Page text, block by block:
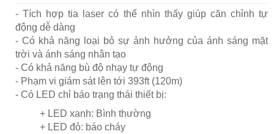
- Tích hợp tia laser có thể nhìn thấy giúp căn chỉnh tự
động dễ dàng
- Có khả năng loại bỏ sự ảnh hưởng của ánh sáng mặt
trời và ánh sáng nhân tạo
- Có khả năng bù độ nhạy tự động
- Phạm vi giám sát lên tới 393ft (120m)
- Có LED chỉ báo trạng thái thiết bị:
+ LED xanh: Bình thường
+ LED đỏ: báo cháy